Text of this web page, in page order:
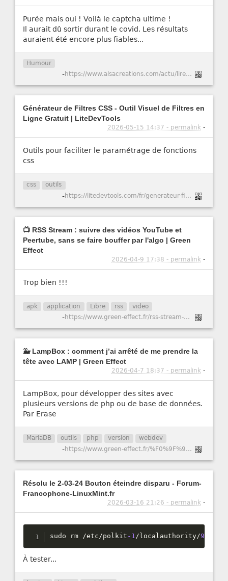
Purée mais oui ! Voilà le captcha ultime !
Il aurait dû sortir durant le covid. Les résultats
auraient été encore plus fiables...
Humour
- https://www.alsacreations.com/actu/lire/1984-Captchoum-le-nouveau-captcha-intelligent.html
Générateur de Filtres CSS - Outil Visuel de Filtres en
Ligne Gratuit | LiteDevTools
2026-05-15 14:37 - permalink -
Outils pour faciliter le paramétrage de fonctions
css
css outils
- https://litedevtools.com/fr/generateur-filtre-css/
📺 RSS Stream : suivre des vidéos YouTube et
Peertube, sans se faire bouffer par l'algo | Green
Effect
2026-04-9 17:38 - permalink -
Trop bien !!!
apk application Libre rss video
- https://www.green-effect.fr/rss-stream-suivre-des-videos-youtube-et-peertube-sans-se-faire-bouffer-par-l-algo
🐳 LampBox : comment j’ai arrêté de me prendre la
tête avec LAMP | Green Effect
2026-04-7 18:37 - permalink -
LampBox, pour développer des sites avec
plusieurs versions de php ou de base de données.
Par Erase
MariaDB outils php version webdev
- https://www.green-effect.fr/%F0%9F%90%B3-lampbox-comment-j%E2%80%99ai-arr%C3%AAt%C3%A9-de-me-prendre-la-t%C3%AAte-avec-lamp
Résolu le 2-03-24 Bouton éteindre disparu - Forum-
Francophone-LinuxMint.fr
2026-03-16 21:26 - permalink -
sudo rm /etc/polkit -1/ localauthority/90
À tester...